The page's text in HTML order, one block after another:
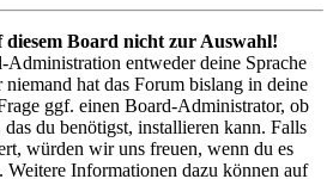
diesem Board nicht zur Auswahl!
Administration entweder deine Sprache
hat das Forum bislang in deine
ggf. einen Board-Administrator, ob
das du benötigst, installieren kann. Falls
würden wir uns freuen, wenn du es
Weitere Informationen dazu können auf